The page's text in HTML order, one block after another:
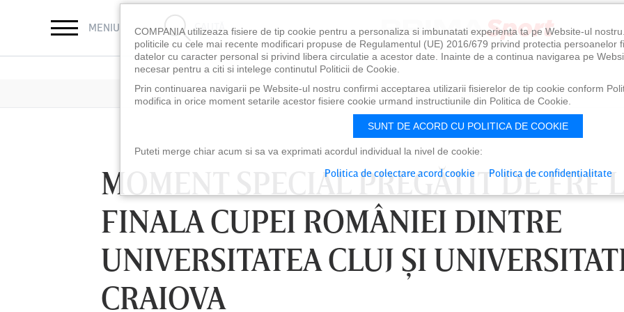
MENIU CAUTĂ
MOMENT SPECIAL PREGĂTIT DE FRF LA
FINALA CUPEI ROMÂNIEI DINTRE
UNIVERSITATEA CLUJ ŞI
CRAIOVA
LUNI 10 AUG, 18:30
COMPANIA utilizeaza fisiere de tip cookie pentru a personaliza si imbunatati experienta ta pe Website-ul
politicile cu cele mai recente modificari propuse de Regulamentul (UE) 2016/679 privind protectia persoanelor
datelor cu caracter personal si privind libera circulatie a acestor date. Inainte de a continua navigarea pe
necesar pentru a citi si intelege continutul Politicii de Cookie.
Prin continuarea navigarii pe Website-ul nostru confirmi acceptarea utilizarii fisierelor de tip cookie conform
modifica in orice moment setarile acestor fisiere cookie urmand instructiunile din Politica de Cookie.
SUNT DE ACORD CU POLITICA DE COOKIE
Puteti merge chiar acum si sa va exprimati acordul individual la nivel de cookie:
Politica de colectare acord cookie Politica de confidentialitate